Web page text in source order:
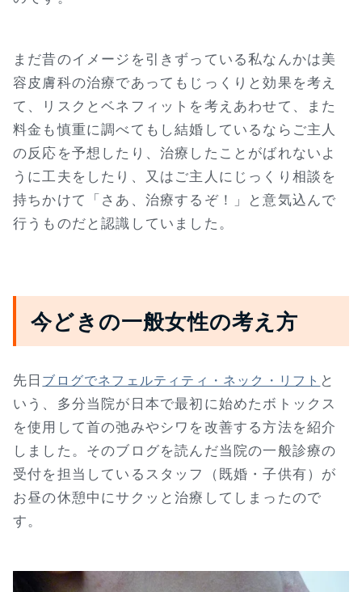
まだ昔のイメージを引きずっている私なんかは美
容皮膚科の治療であってもじっくりと効果を考え
て、リスクとベネフィットを考えあわせて、また
料金も慎重に調べてもし結婚しているならご主人
の反応を予想したり、治療したことがばれないよ
うに工夫をしたり、又はご主人にじっくり相談を
持ちかけて「さあ、治療するぞ！」と意気込んで
行うものだと認識していました。
今どきの一般女性の考え方
先日 ブログでネフェルティティ・ネック・リフト と
いう、多分当院が日本で最初に始めたボトックス
を使用して首の弛みやシワを改善する方法を紹介
しました。そのブログを読んだ当院の一般診療の
受付を担当しているスタッフ（既婚・子供有）が
お昼の休憩中にサクッと治療してしまったので
す。